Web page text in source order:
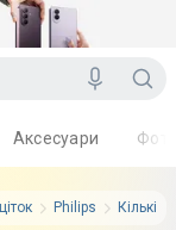
Philips
Аксесуари